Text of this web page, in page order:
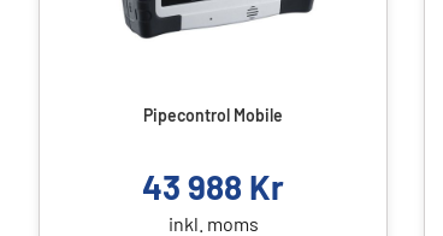
Pipecontrol Mobile
43 988 Kr
inkl. moms